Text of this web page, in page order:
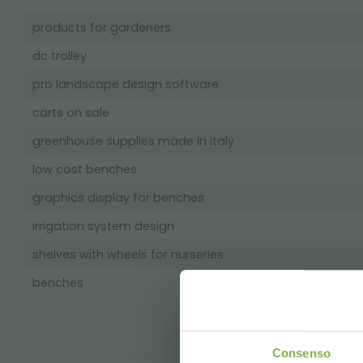
Consenso
products for gardeners
dc trolley
pro landscape design software
carts on sale
greenhouse supplies made in italy
low cost benches
graphics display for benches
irrigation system design
shelves with wheels for nurseries
benches